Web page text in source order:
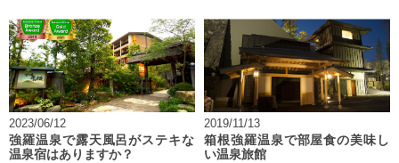
2023/06/12
強羅温泉で露天風呂がステキな
温泉宿はありますか？
2019/11/13
箱根強羅温泉で部屋食の美味し
い温泉旅館